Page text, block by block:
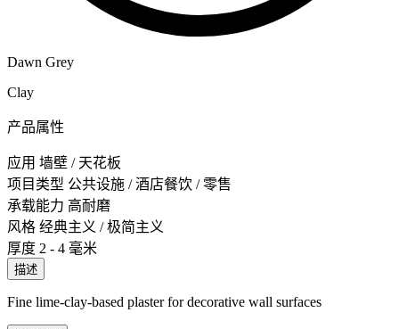
Dawn Grey
Clay
产品属性
应用 墙壁 / 天花板
项目类型 公共设施 / 酒店餐饮 / 零售
承载能力 高耐磨
风格 经典主义 / 极简主义
厚度 2 - 4 毫米
描述
Fine lime-clay-based plaster for decorative wall surfaces